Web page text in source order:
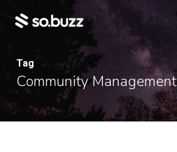
main
Tag
Community Management